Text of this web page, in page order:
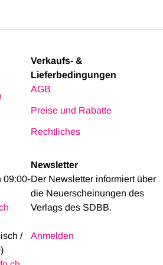
Verkaufs- &
Lieferbedingungen
AGB
Preise und Rabatte
Rechtliches
09:00-
/
Newsletter
Der Newsletter informiert über
die Neuerscheinungen des
Verlags des SDBB.
Anmelden